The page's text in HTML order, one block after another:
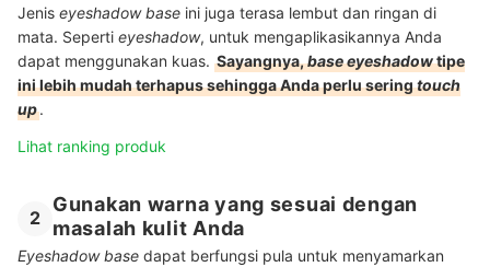
Jenis eyeshadow base ini juga terasa lembut dan ringan di
mata. Seperti eyeshadow, untuk mengaplikasikannya Anda
dapat menggunakan kuas. Sayangnya,base eyeshadowtipe
ini lebih mudah terhapus sehingga Anda perlu seringtouch
up.
Lihat ranking produk
2
Gunakan warna yang sesuai dengan
masalah kulit Anda
Eyeshadow base dapat berfungsi pula untuk menyamarkan